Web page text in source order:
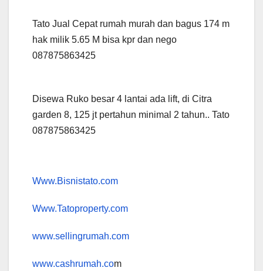
Tato Jual Cepat rumah murah dan bagus 174 m
hak milik 5.65 M bisa kpr dan nego
087875863425
Disewa Ruko besar 4 lantai ada lift, di Citra
garden 8, 125 jt pertahun minimal 2 tahun.. Tato
087875863425
Www.Bisnistato.com
Www.Tatoproperty.com
www.sellingrumah.com
www.cashrumah.com